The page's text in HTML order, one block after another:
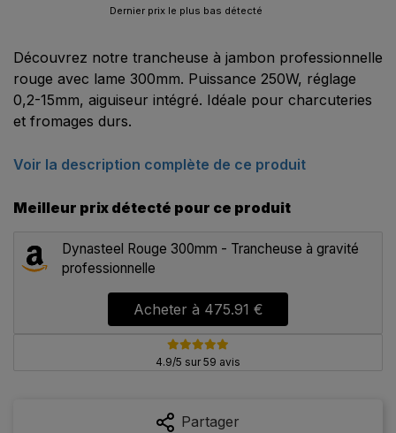
Dernier prix le plus bas détecté
Découvrez notre trancheuse à jambon professionnelle
rouge avec lame 300mm. Puissance 250W, réglage
0,2-15mm, aiguiseur intégré. Idéale pour charcuteries
et fromages durs.
Voir la description complète de ce produit
Meilleur prix détecté pour ce produit
Dynasteel Rouge 300mm - Trancheuse à gravité
professionnelle
Acheter à 475.91 €
4.9/5 sur 59 avis
Partager